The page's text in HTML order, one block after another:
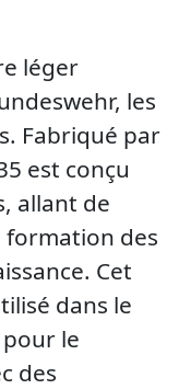
léger
les
Fabriqué par
est conçu
allant de
formation des
Cet
dans le
le
des